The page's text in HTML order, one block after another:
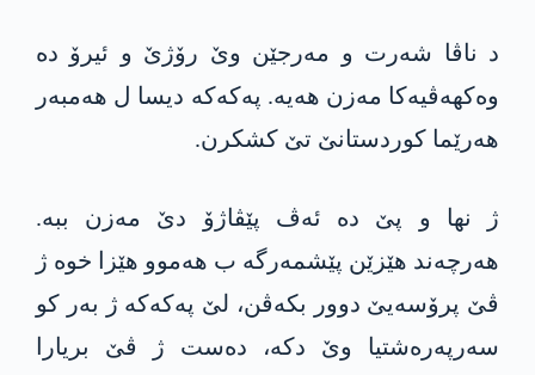
د ناڤا شەرت و مەرجێن وێ رۆژێ و ئیرۆ دە
وەکھەڤیەکا مەزن ھەیە. پەکەکە دیسا ل ھەمبەر
ھەرێما کوردستانێ تێ کشکرن.
ژ نھا و پێ دە ئەڤ پێڤاژۆ دێ مەزن ببە.
ھەرچەند ھێزێن پێشمەرگە ب ھەموو ھێزا خوە ژ
ڤێ پرۆسەیێ دوور بکەڤن، لێ پەکەکە ژ بەر کو
سەرپەرەشتیا وێ دکە، دەست ژ ڤێ بریارا